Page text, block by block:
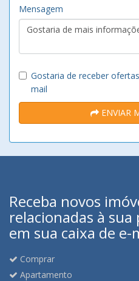
Mensagem
Gostaria de receber
mail
ENVIAR
Receba novos
relacionadas à
em sua caixa de e-
Comprar
Apartamento